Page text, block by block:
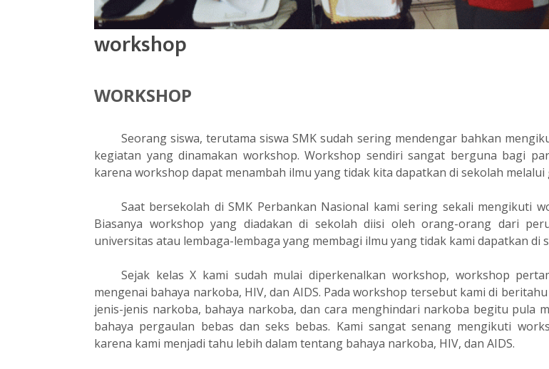
workshop
WORKSHOP
Seorang siswa, terutama siswa SMK sudah sering mendengar bahkan
kegiatan yang dinamakan workshop. Workshop sendiri sangat berguna bagi
karena workshop dapat menambah ilmu yang tidak kita dapatkan di sekolah melalui
Saat bersekolah di SMK Perbankan Nasional kami sering sekali mengikuti
Biasanya workshop yang diadakan di sekolah diisi oleh orang-orang dari
universitas atau lembaga-lembaga yang membagi ilmu yang tidak kami dapatkan di
Sejak kelas X kami sudah mulai diperkenalkan workshop, workshop
mengenai bahaya narkoba, HIV, dan AIDS. Pada workshop tersebut kami di
jenis-jenis narkoba, bahaya narkoba, dan cara menghindari narkoba begitu pula
bahaya pergaulan bebas dan seks bebas. Kami sangat senang mengikuti
karena kami menjadi tahu lebih dalam tentang bahaya narkoba, HIV, dan AIDS.